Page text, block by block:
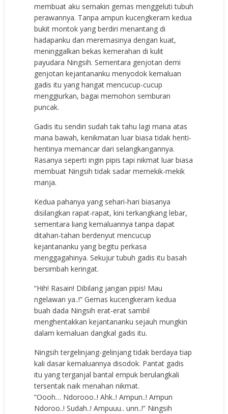
membuat aku semakin gemas menggeluti tubuh
perawannya. Tanpa ampun kucengkeram kedua
bukit montok yang berdiri menantang di
hadapanku dan meremasinya dengan kuat,
meninggalkan bekas kemerahan di kulit
payudara Ningsih. Sementara genjotan demi
genjotan kejantananku menyodok kemaluan
gadis itu yang hangat mencucup-cucup
menggiurkan, bagai memohon semburan
puncak.
Gadis itu sendiri sudah tak tahu lagi mana atas
mana bawah, kenikmatan luar biasa tidak henti-
hentinya memancar dari selangkangannya.
Rasanya seperti ingin pipis tapi nikmat luar biasa
membuat Ningsih tidak sadar memekik-mekik
manja.
Kedua pahanya yang sehari-hari biasanya
disilangkan rapat-rapat, kini terkangkang lebar,
sementara liang kemaluannya tanpa dapat
ditahan-tahan berdenyut mencucup
kejantananku yang begitu perkasa
menggagahinya. Sekujur tubuh gadis itu basah
bersimbah keringat.
“Hih! Rasain! Dibilang jangan pipis! Mau
ngelawan ya..!” Gemas kucengkeram kedua
buah dada Ningsih erat-erat sambil
menghentakkan kejantananku sejauh mungkin
dalam kemaluan dangkal gadis itu.
Ningsih tergelinjang-gelinjang tidak berdaya tiap
kali dasar kemaluannya disodok. Pantat gadis
itu yang terganjal bantal empuk berulangkali
tersentak naik menahan nikmat.
“Oooh… Ndorooo..! Ahk..! Ampun..! Ampun
Ndoroo..! Sudah..! Ampuuu.. unn..!” Ningsih